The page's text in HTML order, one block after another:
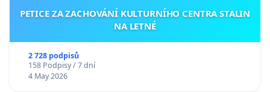
PETICE ZA ZACHOVÁNÍ KULTURNÍHO CENTRA STALIN
NA LETNÉ
2 728 podpisů
158 Podpisy / 7 dní
4 May 2026